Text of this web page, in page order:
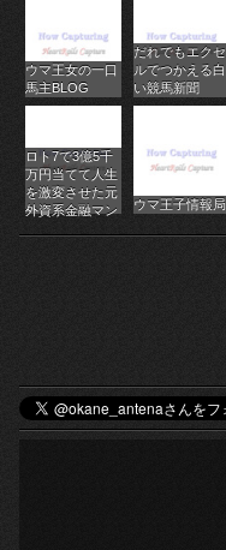
ウマ王女の一口
馬主BLOG
だれでもエクセ
ルでつかえる白
い競馬新聞
ロト7で3億5千
万円当てて人生
を激変させた元
外資系金融マン
ウマ王子情報局